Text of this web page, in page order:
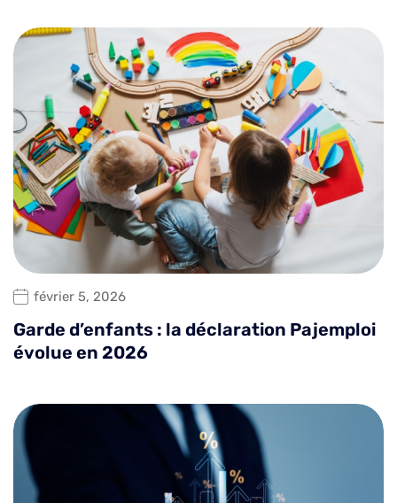
février 5, 2026
Garde d’enfants : la déclaration Pajemploi
évolue en 2026